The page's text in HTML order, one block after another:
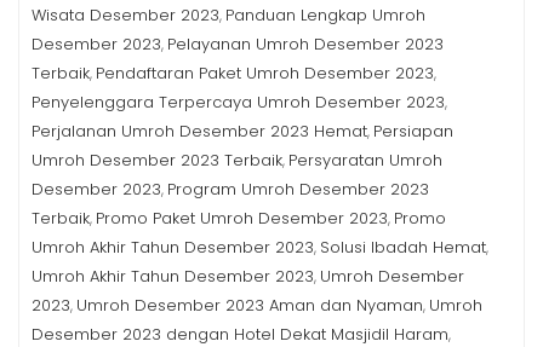
Wisata Desember 2023, Panduan Lengkap Umroh
Desember 2023, Pelayanan Umroh Desember 2023
Terbaik, Pendaftaran Paket Umroh Desember 2023,
Penyelenggara Terpercaya Umroh Desember 2023,
Perjalanan Umroh Desember 2023 Hemat, Persiapan
Umroh Desember 2023 Terbaik, Persyaratan Umroh
Desember 2023, Program Umroh Desember 2023
Terbaik, Promo Paket Umroh Desember 2023, Promo
Umroh Akhir Tahun Desember 2023, Solusi Ibadah Hemat,
Umroh Akhir Tahun Desember 2023, Umroh Desember
2023, Umroh Desember 2023 Aman dan Nyaman, Umroh
Desember 2023 dengan Hotel Dekat Masjidil Haram,